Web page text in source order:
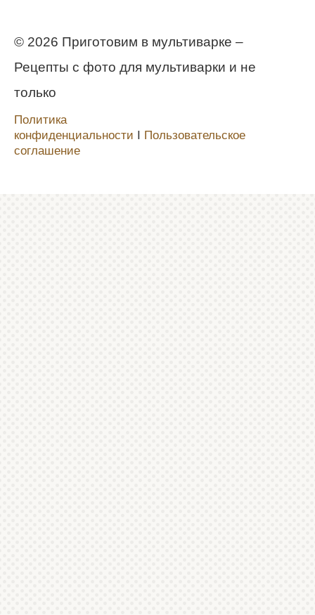
© 2026 Приготовим в мультиварке –
Рецепты с фото для мультиварки и не
только
Политика
конфиденциальности Ι Пользовательское
соглашение